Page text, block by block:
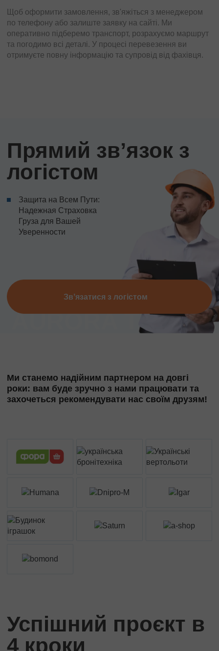
Щоб оформити замовлення, зв'яжіться з менеджером
по телефону або залиште заявку на сайті. Ми
оперативно підберемо транспорт, розрахуємо маршрут
та погодимо всі деталі. У процесі перевезення ви
отримуєте повну інформацію та супровід від фахівця.
Прямий звʼязок з
логістом
Защита на Всем Пути:
Надежная Страховка
Груза для Вашей
Уверенности
Звʼязатися з логістом
Ми станемо надійним партнером на довгі
роки: вам буде зручно з нами працювати та
захочеться рекомендувати нас своїм друзям!
Успішний проєкт в
4 кроки